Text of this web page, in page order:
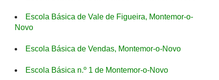
Escola Básica de Vale de Figueira, Montemor-o-
Novo
Escola Básica de Vendas, Montemor-o-Novo
Escola Básica n.º 1 de Montemor-o-Novo